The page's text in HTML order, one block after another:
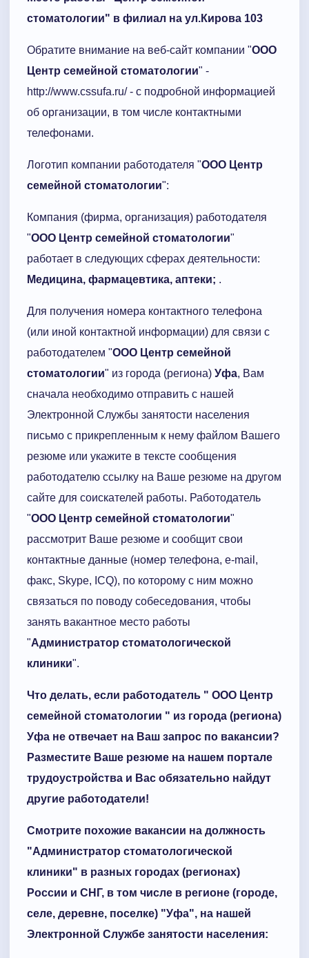
стоматологии" в филиал на ул.Кирова 103
Обратите внимание на веб-сайт компании "ООО
Центр семейной стоматологии" -
http://www.cssufa.ru/ - с подробной информацией
об организации, в том числе контактными
телефонами.
Логотип компании работодателя "ООО Центр
семейной стоматологии":
Компания (фирма, организация) работодателя
"ООО Центр семейной стоматологии"
работает в следующих сферах деятельности:
Медицина, фармацевтика, аптеки; .
Для получения номера контактного телефона
(или иной контактной информации) для связи с
работодателем "ООО Центр семейной
стоматологии" из города (региона) Уфа, Вам
сначала необходимо отправить с нашей
Электронной Службы занятости населения
письмо с прикрепленным к нему файлом Вашего
резюме или укажите в тексте сообщения
работодателю ссылку на Ваше резюме на другом
сайте для соискателей работы. Работодатель
"ООО Центр семейной стоматологии"
рассмотрит Ваше резюме и сообщит свои
контактные данные (номер телефона, e-mail,
факс, Skype, ICQ), по которому с ним можно
связаться по поводу собеседования, чтобы
занять вакантное место работы
"Администратор стоматологической
клиники".
Что делать, если работодатель " ООО Центр
семейной стоматологии " из города (региона)
Уфа не отвечает на Ваш запрос по вакансии?
Разместите Ваше резюме на нашем портале
трудоустройства и Вас обязательно найдут
другие работодатели!
Смотрите похожие вакансии на должность
"Администратор стоматологической
клиники" в разных городах (регионах)
России и СНГ, в том числе в регионе (городе,
селе, деревне, поселке) "Уфа", на нашей
Электронной Службе занятости населения: